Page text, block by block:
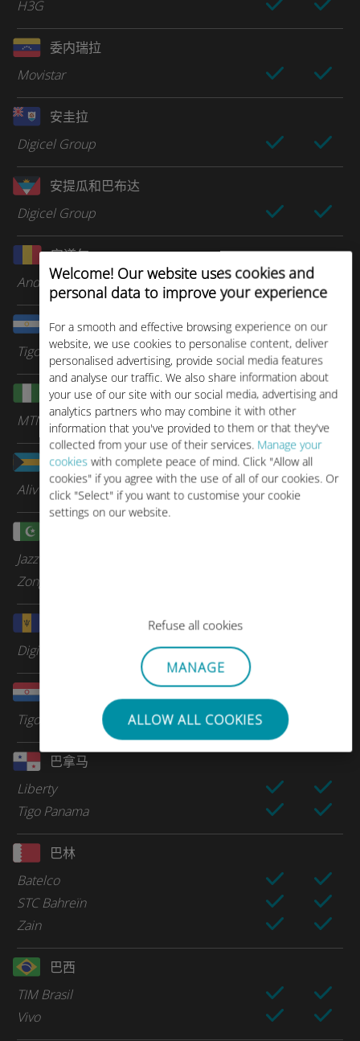
Welcome! Our website uses cookies and
personal data to improve your experience
For a smooth and effective browsing experience on our
website, we use cookies to personalise content, deliver
personalised advertising, provide social media features
and analyse our traffic. We also share information about
your use of our site with our social media, advertising and
analytics partners who may combine it with other
information that you've provided to them or that they've
collected from your use of their services. Manage your
cookieswith complete peace of mind. Click "Allow all
cookies" if you agree with the use of all of our cookies. Or
click "Select" if you want to customise your cookie
settings on our website.
Refuse all cookies
MANAGE
ALLOW ALL COOKIES
H3G
委内瑞拉
Movistar
安圭拉
Digicel Group
安提瓜和巴布达
Digicel Group
安道尔
Andorra Telecom
尼加拉瓜
Tigo Nicaragua
尼日利亚
MTN
巴哈马
Aliv
Jazz Pakistan
Zong
Digicel Group
Tigo
巴拿马
Liberty
Tigo Panama
巴林
Batelco
STC Bahreïn
Zain
巴西
TIM Brasil
Vivo